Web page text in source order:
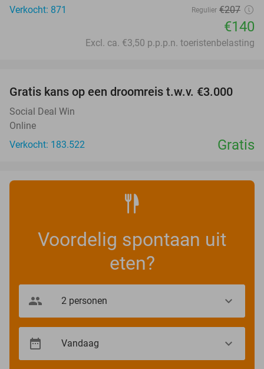
Verkocht: 871 Regulier €207
€140
Excl. ca. €3,50 p.p.p.n. toeristenbelasting
Gratis kans op een droomreis t.w.v. €3.000
Social Deal Win
Online
Verkocht: 183.522
Gratis
Voordelig spontaan uit
eten?